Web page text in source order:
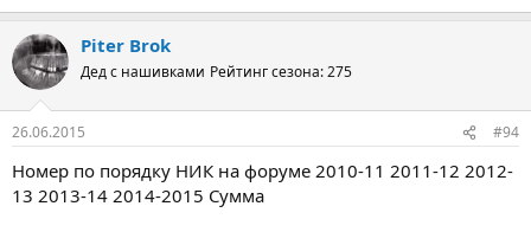
Piter Brok
Дед с нашивками Рейтинг сезона: 275
26.06.2015 #94
Номер по порядку НИК на форуме 2010-11 2011-12 2012-
13 2013-14 2014-2015 Сумма